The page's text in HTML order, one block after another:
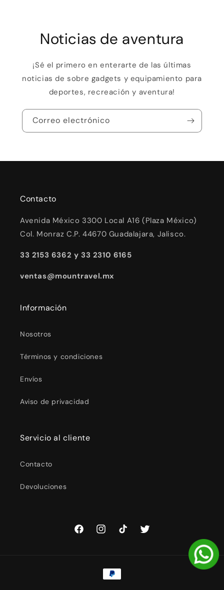
Noticias de aventura
¡Sé el primero en enterarte de las últimas
noticias de sobre gadgets y equipamiento para
deportes, recreación y aventura!
Correo electrónico
Contacto
Avenida México 3300 Local A16 (Plaza México)
Col. Monraz C.P. 44670 Guadalajara, Jalisco.
33 2153 6362 y 33 2310 6165
ventas@mountravel.mx
Información
Nosotros
Términos y condiciones
Envíos
Aviso de privacidad
Servicio al cliente
Contacto
Devoluciones
FacebookInstagramTikTok Twitter
Formas
de